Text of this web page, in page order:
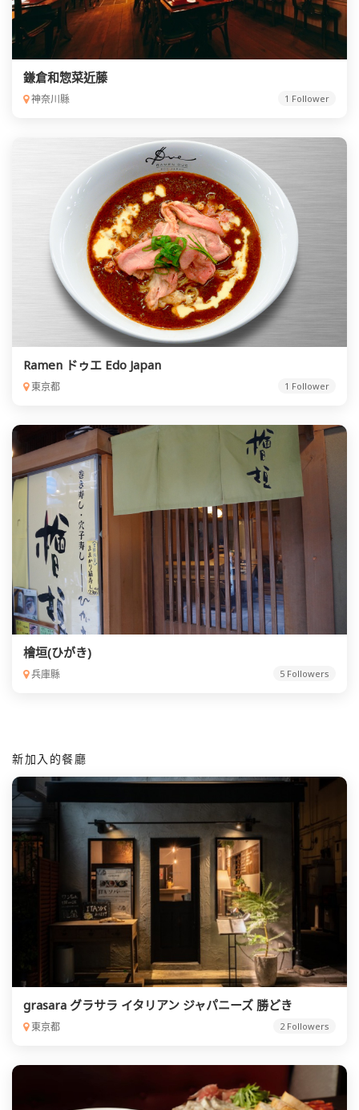
鎌倉和惣菜近藤
神奈川縣 1 Follower
Ramen ドゥエ Edo Japan
東京都 1 Follower
檜垣(ひがき)
兵庫縣 5 Followers
新加入的餐廳
grasara グラサラ イタリアン ジャパニーズ 勝どき
東京都 2 Followers